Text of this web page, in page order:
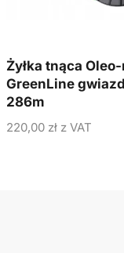
Żyłka tnąca
GreenLine
286m
220,00 złz VAT